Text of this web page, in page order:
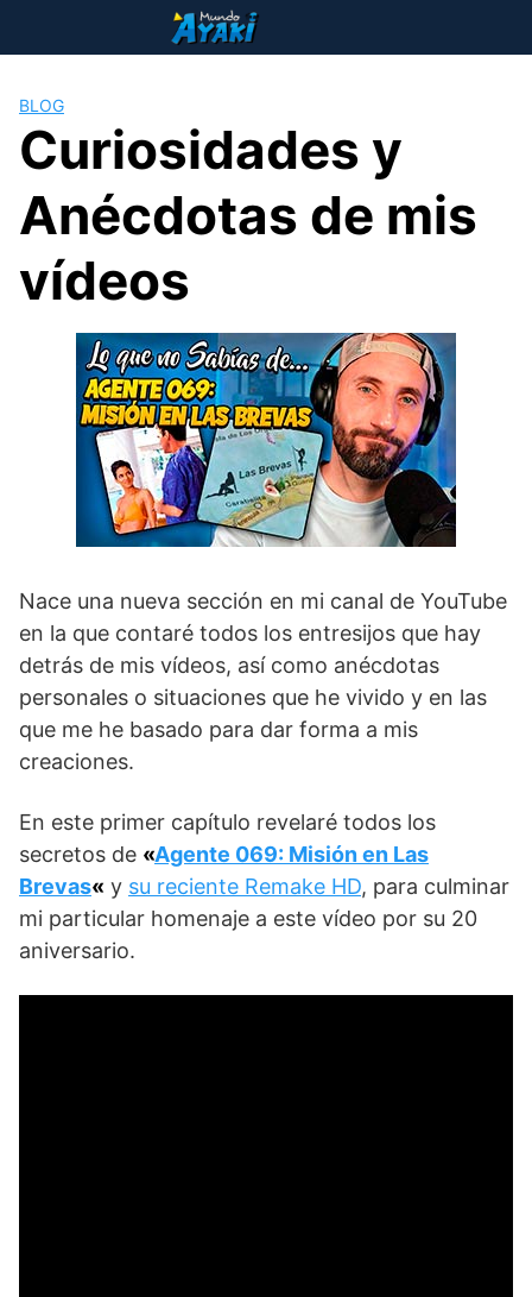
BLOG
Curiosidades y
Anécdotas de mis
vídeos
Nace una nueva sección en mi canal de YouTube
en la que contaré todos los entresijos que hay
detrás de mis vídeos, así como anécdotas
personales o situaciones que he vivido y en las
que me he basado para dar forma a mis
creaciones.
En este primer capítulo revelaré todos los
secretos de «Agente 069: Misión en Las
Brevas« y su reciente Remake HD, para culminar
mi particular homenaje a este vídeo por su 20
aniversario.